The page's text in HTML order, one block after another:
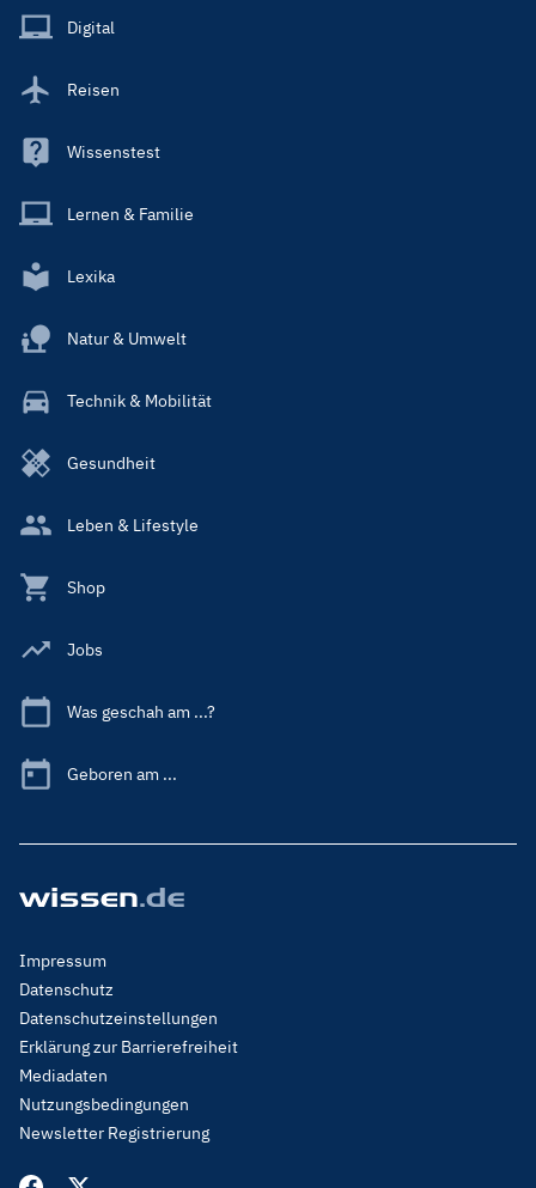
Main
Digital
Reisen
Wissenstest
Lernen & Familie
Lexika
Natur & Umwelt
Technik & Mobilität
Gesundheit
Leben & Lifestyle
Shop
Jobs
Was geschah am ...?
Geboren am ...
Footer
Menu
Legal
Impressum
Datenschutz
Datenschutzeinstellungen
Erklärung zur Barrierefreiheit
Mediadaten
Nutzungsbedingungen
Newsletter Registrierung